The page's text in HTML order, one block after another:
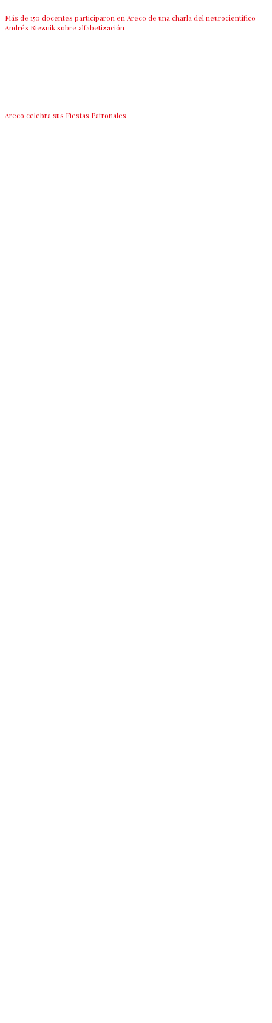
Más de 150 docentes participaron en Areco de una charla del neurocientífico
Andrés Rieznik sobre alfabetización
Areco celebra sus Fiestas Patronales